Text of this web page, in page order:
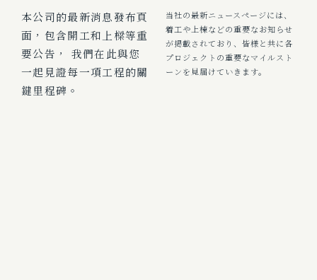
本公司的最新消息發布頁
面，包含開工和上樑等重
要公告， 我們在此與您
一起見證每一項工程的關
鍵里程碑。
当社の最新ニュースページには、
着工や上棟などの重要なお知らせ
が掲載されており、皆様と共に各
プロジェクトの重要なマイルスト
ーンを見届けていきます。